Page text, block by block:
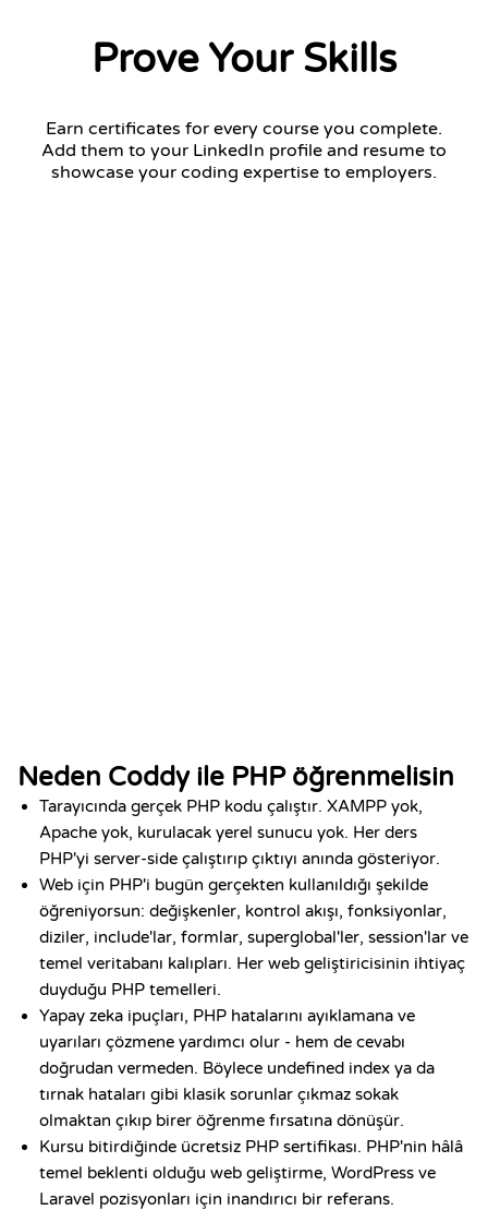
Prove Your Skills
Earn certificates for every course you complete.
Add them to your LinkedIn profile and resume to
showcase your coding expertise to employers.
Neden Coddy ile PHP öğrenmelisin
Tarayıcında gerçek PHP kodu çalıştır. XAMPP yok,
Apache yok, kurulacak yerel sunucu yok. Her ders
PHP'yi server-side çalıştırıp çıktıyı anında gösteriyor.
Web için PHP'i bugün gerçekten kullanıldığı şekilde
öğreniyorsun: değişkenler, kontrol akışı, fonksiyonlar,
diziler, include'lar, formlar, superglobal'ler, session'lar ve
temel veritabanı kalıpları. Her web geliştiricisinin ihtiyaç
duyduğu PHP temelleri.
Yapay zeka ipuçları, PHP hatalarını ayıklamana ve
uyarıları çözmene yardımcı olur - hem de cevabı
doğrudan vermeden. Böylece undefined index ya da
tırnak hataları gibi klasik sorunlar çıkmaz sokak
olmaktan çıkıp birer öğrenme fırsatına dönüşür.
Kursu bitirdiğinde ücretsiz PHP sertifikası. PHP'nin hâlâ
temel beklenti olduğu web geliştirme, WordPress ve
Laravel pozisyonları için inandırıcı bir referans.